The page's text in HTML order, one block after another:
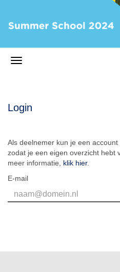
Login
Als deelnemer kun je een
zodat je een eigen overzicht hebt
meer informatie, klik hier.
E-mail